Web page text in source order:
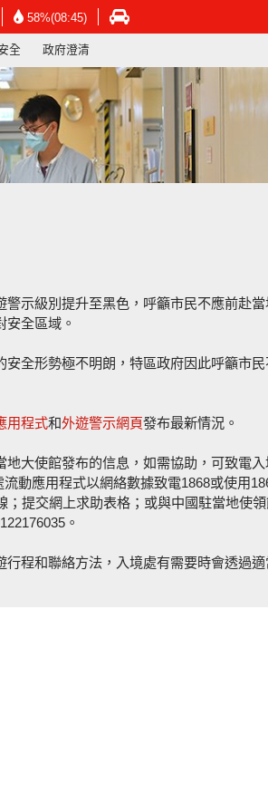
58%(08:45)在
新
視
窗
啟
連
-
香
港
在
新
窗
開
啟
連
結
-
香
全 政府澄清
示級別提升至黑色，呼籲市民不應前赴
全區域。
全形勢極不明朗，特區政府因此呼籲市
用程式和外遊警示網頁發布最新情況。
大使館發布的信息，如需協助，可致電
動應用程式以網絡數據致電1868或使用
提交網上求助表格；或與中國駐當地使
。
行程和聯絡方法，入境處有需要時會透過